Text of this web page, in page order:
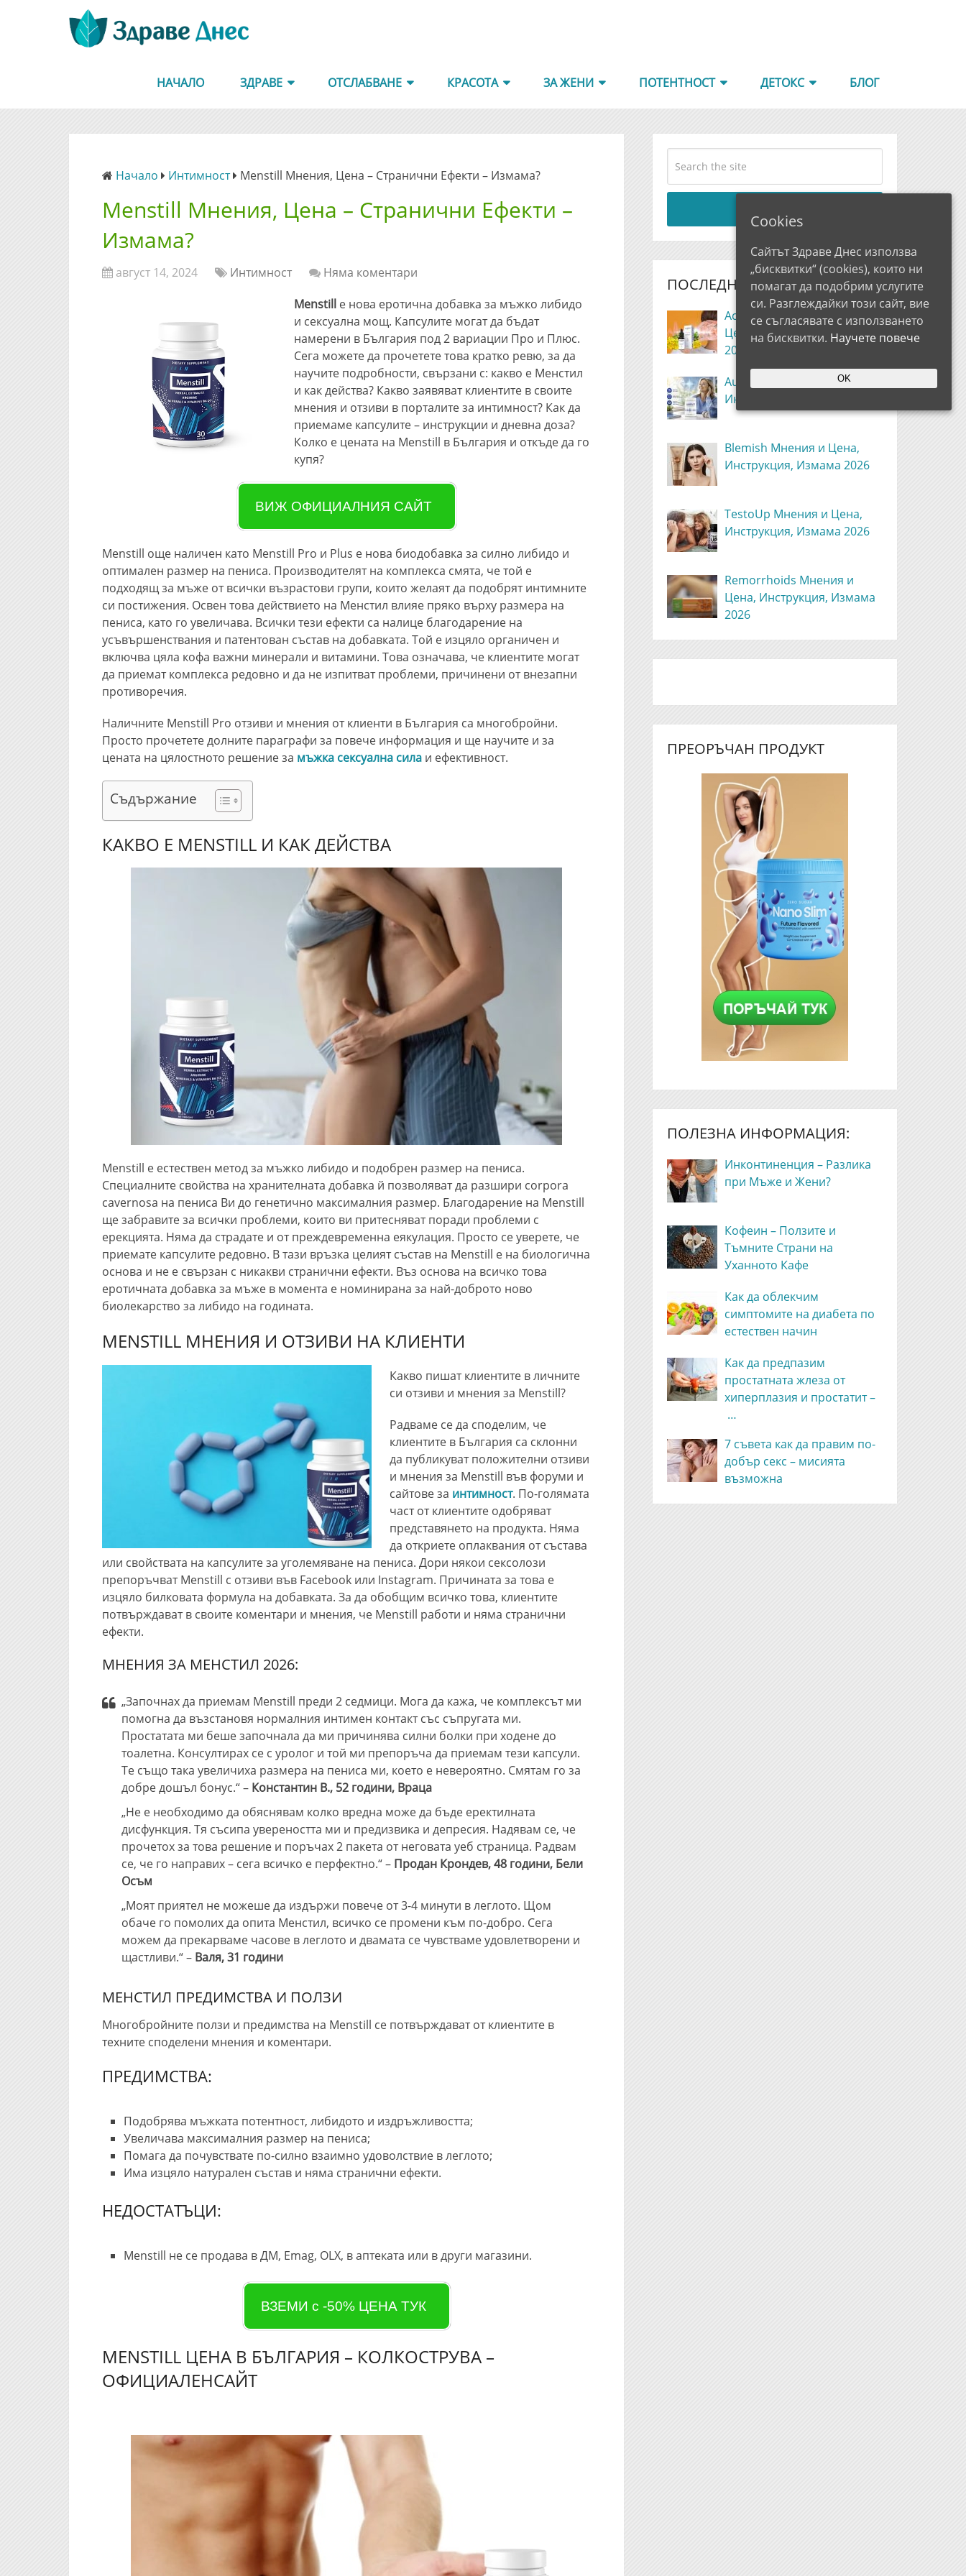
НАЧАЛО ЗДРАВЕ ОТСЛАБВАНЕ КРАСОТА ЗА ЖЕНИ ПОТЕНТНОСТ ДЕТОКС БЛОГ
Начало Интимност Menstill Мнения, Цена – Странични Ефекти – Измама?
Menstill Мнения, Цена – Странични Ефекти –
Измама?
август 14, 2024 Интимност
Няма коментари
Menstill е нова еротична добавка за мъжко либидо
и сексуална мощ. Капсулите могат да бъдат
намерени в България под 2 вариации Про и Плюс.
Сега можете да прочетете това кратко ревю, за да
научите подробности, свързани с: какво е Менстил
и как действа? Какво заявяват клиентите в своите
мнения и отзиви в порталите за интимност? Как да
приемаме капсулите – инструкции и дневна доза?
Колко е цената на Menstill в България и откъде да го
купя?
ВИЖ ОФИЦИАЛНИЯ САЙТ
Menstill още наличен като Menstill Pro и Plus е нова биодобавка за силно либидо и
оптимален размер на пениса. Производителят на комплекса смята, че той е
подходящ за мъже от всички възрастови групи, които желаят да подобрят интимните
си постижения. Освен това действието на Менстил влияе пряко върху размера на
пениса, като го увеличава. Всички тези ефекти са налице благодарение на
усъвършенствания и патентован състав на добавката. Той е изцяло органичен и
включва цяла кофа важни минерали и витамини. Това означава, че клиентите могат
да приемат комплекса редовно и да не изпитват проблеми, причинени от внезапни
противоречия.
Наличните Menstill Pro отзиви и мнения от клиенти в България са многобройни.
Просто прочетете долните параграфи за повече информация и ще научите и за
цената на цялостното решение за мъжка сексуална сила и ефективност.
Съдържание
КАКВО Е MENSTILL И КАК ДЕЙСТВА
Menstill е естествен метод за мъжко либидо и подобрен размер на пениса.
Специалните свойства на хранителната добавка й позволяват да разшири corpora
cavernosa на пениса Ви до генетично максималния размер. Благодарение на Menstill
ще забравите за всички проблеми, които ви притесняват поради проблеми с
ерекцията. Няма да страдате и от преждевременна еякулация. Просто се уверете, че
приемате капсулите редовно. В тази връзка целият състав на Menstill е на биологична
основа и не е свързан с никакви странични ефекти. Въз основа на всичко това
еротичната добавка за мъже в момента е номинирана за най-доброто ново
биолекарство за либидо на годината.
MENSTILL МНЕНИЯ И ОТЗИВИ НА КЛИЕНТИ
Какво пишат клиентите в личните
си отзиви и мнения за Menstill?
Радваме се да споделим, че
клиентите в България са склонни
да публикуват положителни отзиви
и мнения за Menstill във форуми и
сайтове за интимност. По-голямата
част от клиентите одобряват
представянето на продукта. Няма
да откриете оплаквания от състава
или свойствата на капсулите за уголемяване на пениса. Дори някои сексолози
препоръчват Menstill с отзиви във Facebook или Instagram. Причината за това е
изцяло билковата формула на добавката. За да обобщим всичко това, клиентите
потвърждават в своите коментари и мнения, че Menstill работи и няма странични
ефекти.
МНЕНИЯ ЗА МЕНСТИЛ 2026:
„Започнах да приемам Menstill преди 2 седмици. Мога да кажа, че комплексът ми
помогна да възстановя нормалния интимен контакт със съпругата ми.
Простатата ми беше започнала да ми причинява силни болки при ходене до
тоалетна. Консултирах се с уролог и той ми препоръча да приемам тези капсули.
Те също така увеличиха размера на пениса ми, което е невероятно. Смятам го за
добре дошъл бонус.“ – Константин В., 52 години, Враца
„Не е необходимо да обяснявам колко вредна може да бъде еректилната
дисфункция. Тя съсипа увереността ми и предизвика и депресия. Надявам се, че
прочетох за това решение и поръчах 2 пакета от неговата уеб страница. Радвам
се, че го направих – сега всичко е перфектно.“ – Продан Крондев, 48 години, Бели
Осъм
„Моят приятел не можеше да издържи повече от 3-4 минути в леглото. Щом
обаче го помолих да опита Менстил, всичко се промени към по-добро. Сега
можем да прекарваме часове в леглото и двамата се чувстваме удовлетворени и
щастливи.“ – Валя, 31 години
МЕНСТИЛ ПРЕДИМСТВА И ПОЛЗИ
Многобройните ползи и предимства на Menstill се потвърждават от клиентите в
техните споделени мнения и коментари.
ПРЕДИМСТВА:
Подобрява мъжката потентност, либидото и издръжливостта;
Увеличава максималния размер на пениса;
Помага да почувствате по-силно взаимно удоволствие в леглото;
Има изцяло натурален състав и няма странични ефекти.
НЕДОСТАТЪЦИ:
Menstill не се продава в ДМ, Emag, OLX, в аптеката или в други магазини.
ВЗЕМИ с -50% ЦЕНА ТУК
MENSTILL ЦЕНА В БЪЛГАРИЯ – КОЛКОСТРУВА –
ОФИЦИАЛЕНСАЙТ
ПОСЛЕДНИ РЕВЮТА
AccuSound Oil Мнения и
Цена, Инструкция, Измама
2026
Aurivit Мнения и Цена,
Инструкция, Измама 2026
Blemish Мнения и Цена,
Инструкция, Измама 2026
TestoUp Мнения и Цена,
Инструкция, Измама 2026
Remorrhoids Мнения и
Цена, Инструкция, Измама
2026
ПРЕОРЪЧАН ПРОДУКТ
ПОЛЕЗНА ИНФОРМАЦИЯ:
Инконтиненция – Разлика
при Мъже и Жени?
Кофеин – Ползите и
Тъмните Страни на
Уханното Кафе
Как да облекчим
симптомите на диабета по
естествен начин
Как да предпазим
простатната жлеза от
хиперплазия и простатит –
…
7 съвета как да правим по-
добър секс – мисията
възможна
Cookies
Сайтът Здраве Днес използва
„бисквитки“ (cookies), които ни
помагат да подобрим услугите
си. Разглеждайки този сайт, вие
се съгласявате с използването
на бисквитки. Научете повече
OK